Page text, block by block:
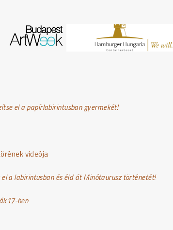
el a papírlabirintusban gyermekét!
videója
el a labirintusban és éld át Minótaurusz történetét!
ben